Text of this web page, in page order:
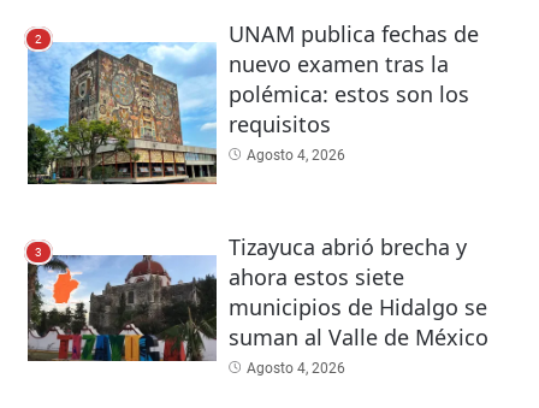
2
UNAM publica fechas de
nuevo examen tras la
polémica: estos son los
requisitos
Agosto 4, 2026
3
Tizayuca abrió brecha y
ahora estos siete
municipios de Hidalgo se
suman al Valle de México
Agosto 4, 2026